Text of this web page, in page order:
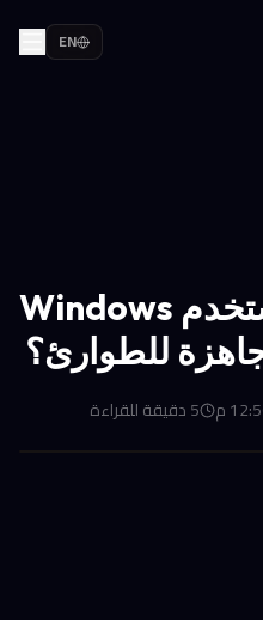
EN
لماذا يحتاج كل مستخدم Windows
5دقيقة للقراءة